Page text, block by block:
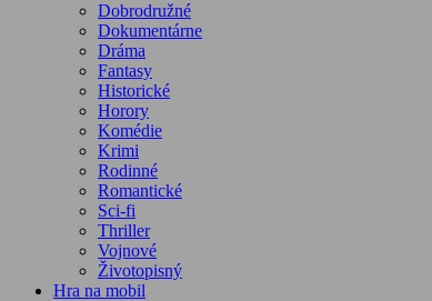
Dobrodružné
Dokumentárne
Dráma
Fantasy
Historické
Horory
Komédie
Krimi
Rodinné
Romantické
Sci-fi
Thriller
Vojnové
Životopisný
Hra na mobil